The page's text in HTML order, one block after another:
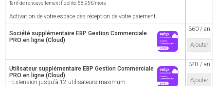
Tarif de renouvellement fidélité: 58.95€/mois
Activation de votre espace dès réception de votre paiement.
Société supplémentaire EBP Gestion Commerciale
PRO en ligne (Cloud)
360 / an
Ajouter
Utilisateur supplémentaire EBP Gestion Commerciale
PRO en ligne (Cloud):
- Extension jusqu'à 12 utilisateurs maximum.
348 / an
Ajouter